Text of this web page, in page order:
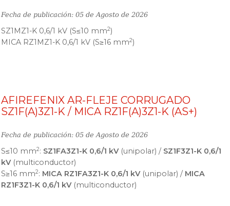
Fecha de publicación: 05 de Agosto de 2026
SZ1MZ1-K 0,6/1 kV (S≤10 mm2)
MICA RZ1MZ1-K 0,6/1 kV (S≥16 mm2)
AFIREFENIX AR-FLEJE CORRUGADO
SZ1F(A)3Z1-K / MICA RZ1F(A)3Z1-K (AS+)
Fecha de publicación: 05 de Agosto de 2026
S≤10 mm2: SZ1FA3Z1-K 0,6/1 kV(unipolar) / SZ1F3Z1-K 0,6/1
kV(multiconductor)
S≥16 mm2: MICA RZ1FA3Z1-K 0,6/1 kV(unipolar) / MICA
RZ1F3Z1-K 0,6/1 kV(multiconductor)